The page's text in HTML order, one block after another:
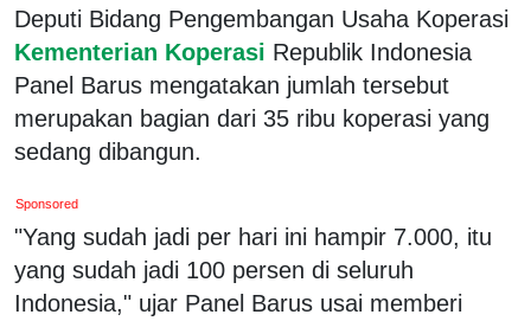
Deputi Bidang Pengembangan Usaha Koperasi
Kementerian Koperasi Republik Indonesia
Panel Barus mengatakan jumlah tersebut
merupakan bagian dari 35 ribu koperasi yang
sedang dibangun.
Sponsored
"Yang sudah jadi per hari ini hampir 7.000, itu
yang sudah jadi 100 persen di seluruh
Indonesia," ujar Panel Barus usai memberi